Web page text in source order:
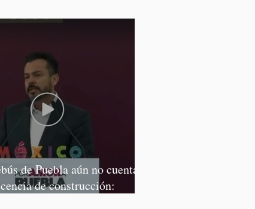
de Puebla aún no cuenta
de construcción: